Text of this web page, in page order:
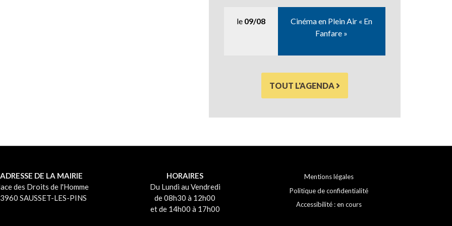
le 09/08
Cinéma en Plein Air « En
Fanfare »
TOUT L'AGENDA
ADRESSE DE LA MAIRIE
des Droits de l'Homme
SAUSSET-LES-PINS
HORAIRES
Du Lundi au Vendredi
de 08h30 à 12h00
et de 14h00 à 17h00
Mentions légales
Politique de confidentialité
Accessibilité : en cours